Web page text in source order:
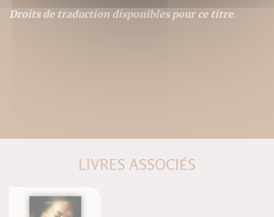
Droits de traduction disponibles pour ce titre.
LIVRES ASSOCIÉS